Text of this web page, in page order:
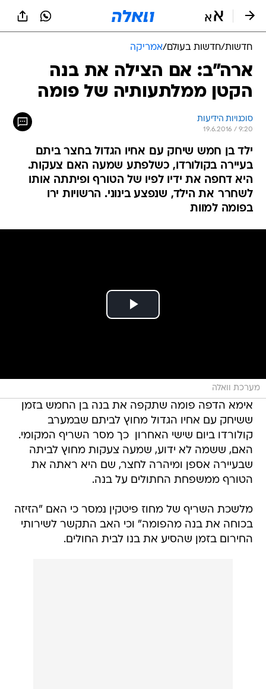
חדשות/חדשות בעולם/אמריקה
ארה"ב: אם הצילה את בנה
הקטן ממלתעותיה של פומה
סוכנויות הידיעות
19.6.2016 / 9:20
ילד בן חמש שיחק עם אחיו הגדול בחצר ביתם
בעיירה בקולורדו, כשלפתע שמעה האם צעקות.
היא דחפה את ידיו לפיו של הטורף ופיתתה אותו
לשחרר את הילד, שנפצע בינוני. הרשויות ירו
בפומה למוות
מערכת וואלה
אימא הדפה פומה שתקפה את בנה בן החמש בזמן
ששיחק עם אחיו הגדול מחוץ לביתם שבמערב
קולורדו ביום שישי האחרון  כך מסר השריף המקומי.
האם, ששמה לא ידוע, שמעה צעקות מחוץ לביתה
שבעיירה אספן ומיהרה לחצר, שם היא ראתה את
הטורף ממשפחת החתולים על בנה.
מלשכת השריף של מחוז פיטקין נמסר כי האם "הזיזה
בכוחה את בנה מהפומה" וכי האב התקשר לשירותי
החירום בזמן שהסיע את בנו לבית החולים.